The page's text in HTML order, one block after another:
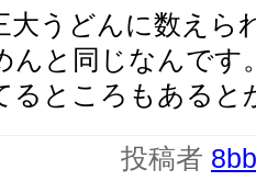
大うどんに数えら
んと同じなんです
るところもある
投稿者